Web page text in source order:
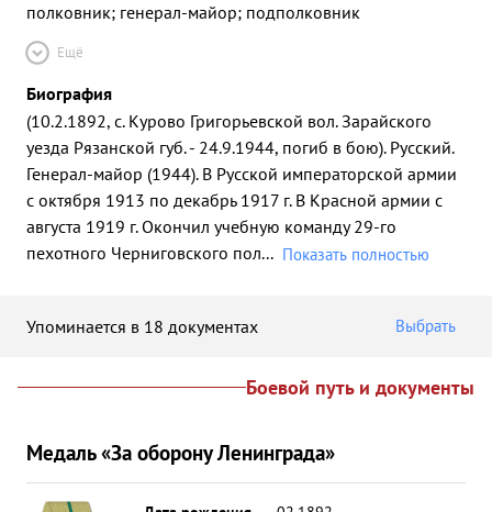
полковник; генерал-майор; подполковник
Ещё
Биография
(10.2.1892, с. Курово Григорьевской вол. Зарайского
уезда Рязанской губ. - 24.9.1944, погиб в бою). Русский.
Генерал-майор (1944). В Русской императорской армии
с октября 1913 по декабрь 1917 г. В Красной армии с
августа 1919 г. Окончил учебную команду 29-го
пехотного Черниговского пол... Показать полностью
Упоминается в 18 документах Выбрать
Боевой путь и документы
Медаль «За оборону Ленинграда»